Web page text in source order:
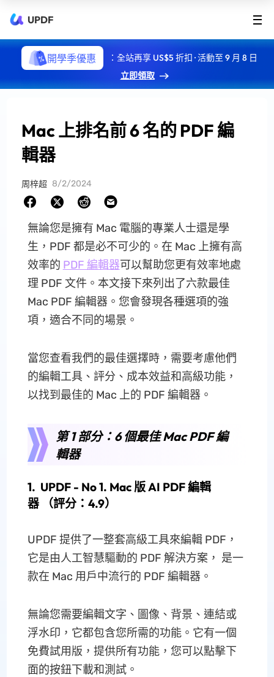
UPDF
開學季優惠
：全站再享 US$5 折扣 · 活動至 9 月 8 日
立即領取
Mac 上排名前 6 名的 PDF 編
輯器
周梓超 8/2/2024
無論您是擁有 Mac 電腦的專業人士還是學
生，PDF 都是必不可少的。在 Mac 上擁有高
效率的 PDF 編輯器可以幫助您更有效率地處
理 PDF 文件。本文接下來列出了六款最佳
Mac PDF 編輯器。您會發現各種選項的強
項，適合不同的場景。
當您查看我們的最佳選擇時，需要考慮他們
的編輯工具、評分、成本效益和高級功能，
以找到最佳的 Mac 上的 PDF 編輯器。
第 1 部分：6 個最佳 Mac PDF 編
輯器
1. UPDF - No 1. Mac 版 AI PDF 編輯
器 （評分：4.9）
UPDF 提供了一整套高級工具來編輯 PDF，
它是由人工智慧驅動的 PDF 解決方案， 是一
款在 Mac 用戶中流行的 PDF 編輯器。
無論您需要編輯文字、圖像、背景、連結或
浮水印，它都包含您所需的功能。它有一個
免費試用版，提供所有功能，您可以點擊下
面的按鈕下載和測試。